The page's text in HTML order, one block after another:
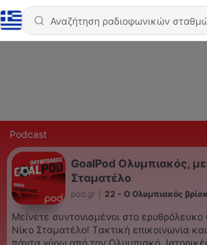
Podcast
GoalPod Ολυμπιακός,
Σταματέλο
pod.gr 22 - Ο Ολυμπιακός
Μείνετε συντονισμένοι στο ερυθρόλευκο
Νίκο Σταματέλο! Tακτική επικοινωνία
πάντα γύρω από τον Ολυμπιακό.